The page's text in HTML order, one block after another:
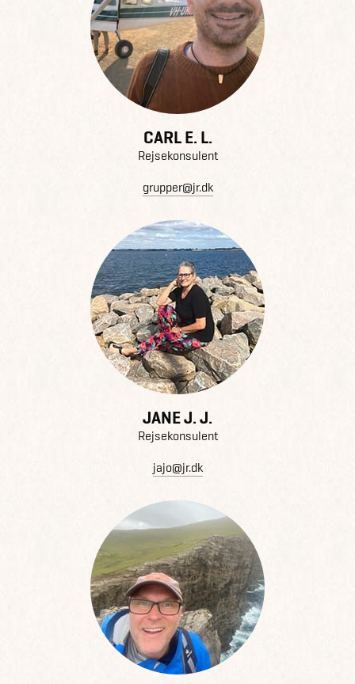
CARL E. L.
Rejsekonsulent
grupper@jr.dk
JANE J. J.
Rejsekonsulent
jajo@jr.dk